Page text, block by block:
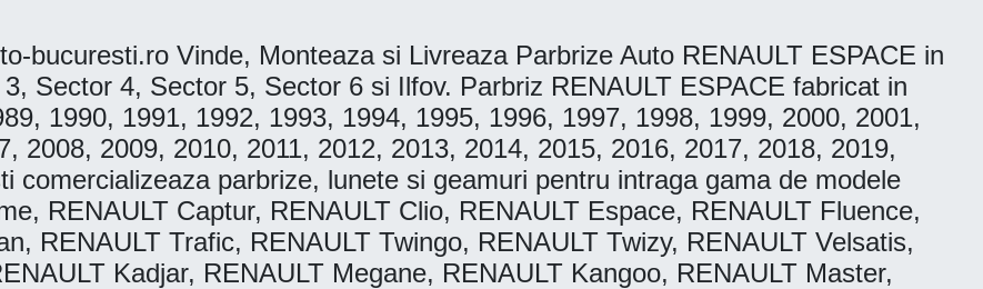
bucuresti.ro Vinde, Monteaza si Livreaza Parbrize Auto RENAULT ESPACE in
Sector 4, Sector 5, Sector 6 si Ilfov. Parbriz RENAULT ESPACE fabricat in
1990, 1991, 1992, 1993, 1994, 1995, 1996, 1997, 1998, 1999, 2000, 2001,
2008, 2009, 2010, 2011, 2012, 2013, 2014, 2015, 2016, 2017, 2018, 2019,
comercializeaza parbrize, lunete si geamuri pentru intraga gama de modele
RENAULT Captur, RENAULT Clio, RENAULT Espace, RENAULT Fluence,
RENAULT Trafic, RENAULT Twingo, RENAULT Twizy, RENAULT Velsatis,
Kadjar, RENAULT Megane, RENAULT Kangoo, RENAULT Master,